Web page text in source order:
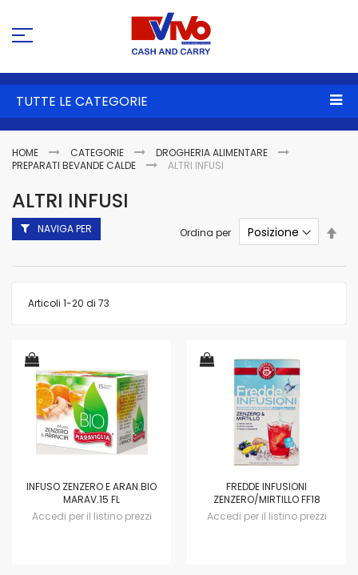
TUTTE LE CATEGORIE
HOME CATEGORIE
DROGHERIA ALIMENTARE
PREPARATI BEVANDE CALDE
ALTRI INFUSI
ALTRI INFUSI
Articoli 1-20 di 73
Ordina per
INFUSO ZENZERO E ARAN.BIO
MARAV.15 FL
Accedi per il listino prezzi
FREDDE INFUSIONI
ZENZERO/MIRTILLO FF18
Accedi per il listino prezzi
NAVIGA PER